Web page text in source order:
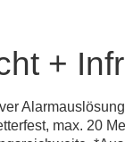
+
max. 20